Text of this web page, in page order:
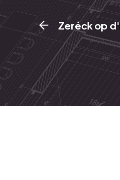
Zeréck op